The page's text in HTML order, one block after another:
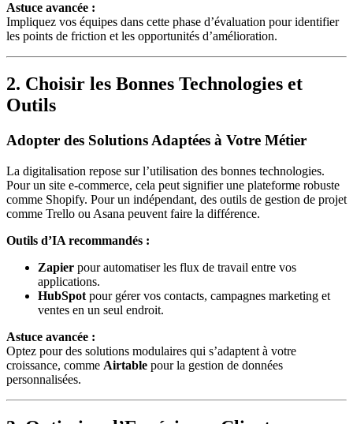
Astuce avancée :
Impliquez vos équipes dans cette phase d’évaluation pour identifier
les points de friction et les opportunités d’amélioration.
2. Choisir les Bonnes Technologies et
Outils
Adopter des Solutions Adaptées à Votre Métier
La digitalisation repose sur l’utilisation des bonnes technologies.
Pour un site e-commerce, cela peut signifier une plateforme robuste
comme Shopify. Pour un indépendant, des outils de gestion de projet
comme Trello ou Asana peuvent faire la différence.
Outils d’IA recommandés :
Zapier pour automatiser les flux de travail entre vos
applications.
HubSpot pour gérer vos contacts, campagnes marketing et
ventes en un seul endroit.
Astuce avancée :
Optez pour des solutions modulaires qui s’adaptent à votre
croissance, comme Airtable pour la gestion de données
personnalisées.